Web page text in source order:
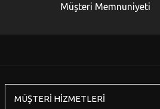
Müşteri Memnuniyeti
MÜŞTERİ HİZMETLERİ